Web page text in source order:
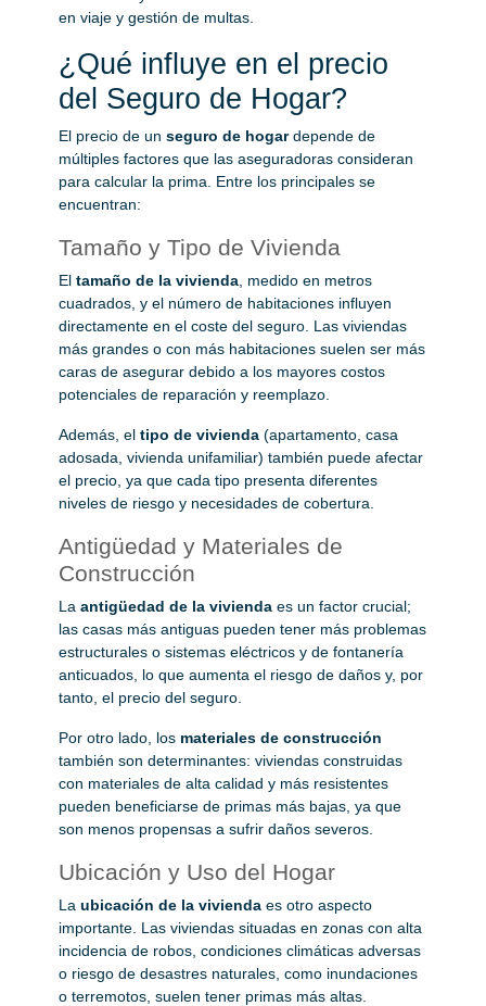
en viaje y gestión de multas.
¿Qué influye en el precio
del Seguro de Hogar?
El precio de un seguro de hogardepende de
múltiples factores que las aseguradoras consideran
para calcular la prima. Entre los principales se
encuentran:
Tamaño y Tipo de Vivienda
El tamaño de la vivienda , medido en metros
cuadrados, y el número de habitaciones influyen
directamente en el coste del seguro. Las viviendas
más grandes o con más habitaciones suelen ser más
caras de asegurar debido a los mayores costos
potenciales de reparación y reemplazo.
Además, el tipo de vivienda (apartamento, casa
adosada, vivienda unifamiliar) también puede afectar
el precio, ya que cada tipo presenta diferentes
niveles de riesgo y necesidades de cobertura.
Antigüedad y Materiales de
Construcción
La antigüedad de la vivienda es un factor crucial;
las casas más antiguas pueden tener más problemas
estructurales o sistemas eléctricos y de fontanería
anticuados, lo que aumenta el riesgo de daños y, por
tanto, el precio del seguro.
Por otro lado, los materiales de construcción
también son determinantes: viviendas construidas
con materiales de alta calidad y más resistentes
pueden beneficiarse de primas más bajas, ya que
son menos propensas a sufrir daños severos.
Ubicación y Uso del Hogar
La ubicación de la vivienda es otro aspecto
importante. Las viviendas situadas en zonas con alta
incidencia de robos, condiciones climáticas adversas
o riesgo de desastres naturales, como inundaciones
o terremotos, suelen tener primas más altas.